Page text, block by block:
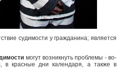
судимости у гражданина; является
могут возникнуть проблемы - во-
в красные дни календаря, а также в